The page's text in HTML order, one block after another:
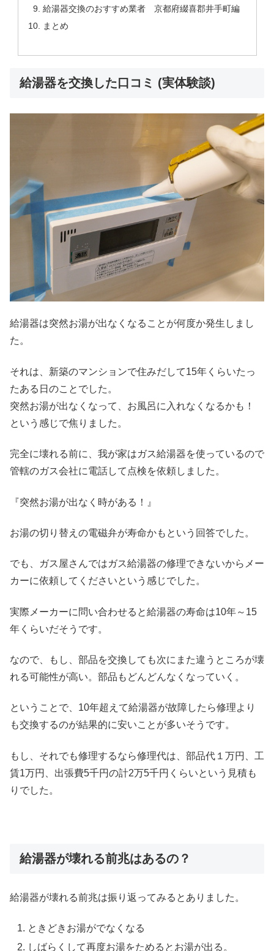
給湯器交換のおすすめ業者 京都府綴喜郡井手町編
まとめ
給湯器を交換した口コミ (実体験談)
給湯器は突然お湯が出なくなることが何度か発生しまし
た。
それは、新築のマンションで住みだして15年くらいたっ
たある日のことでした。
突然お湯が出なくなって、お風呂に入れなくなるかも！
という感じで焦りました。
完全に壊れる前に、我が家はガス給湯器を使っているので
管轄のガス会社に電話して点検を依頼しました。
『突然お湯が出なく時がある！』
お湯の切り替えの電磁弁が寿命かもという回答でした。
でも、ガス屋さんではガス給湯器の修理できないからメー
カーに依頼してくださいという感じでした。
実際メーカーに問い合わせると給湯器の寿命は10年～15
年くらいだそうです。
なので、もし、部品を交換しても次にまた違うところが壊
れる可能性が高い。部品もどんどんなくなっていく。
ということで、10年超えて給湯器が故障したら修理より
も交換するのが結果的に安いことが多いそうです。
もし、それでも修理するなら修理代は、部品代１万円、工
賃1万円、出張費5千円の計2万5千円くらいという見積も
りでした。
給湯器が壊れる前兆はあるの？
給湯器が壊れる前兆は振り返ってみるとありました。
ときどきお湯がでなくなる
しばらくして再度お湯をためるとお湯が出る。